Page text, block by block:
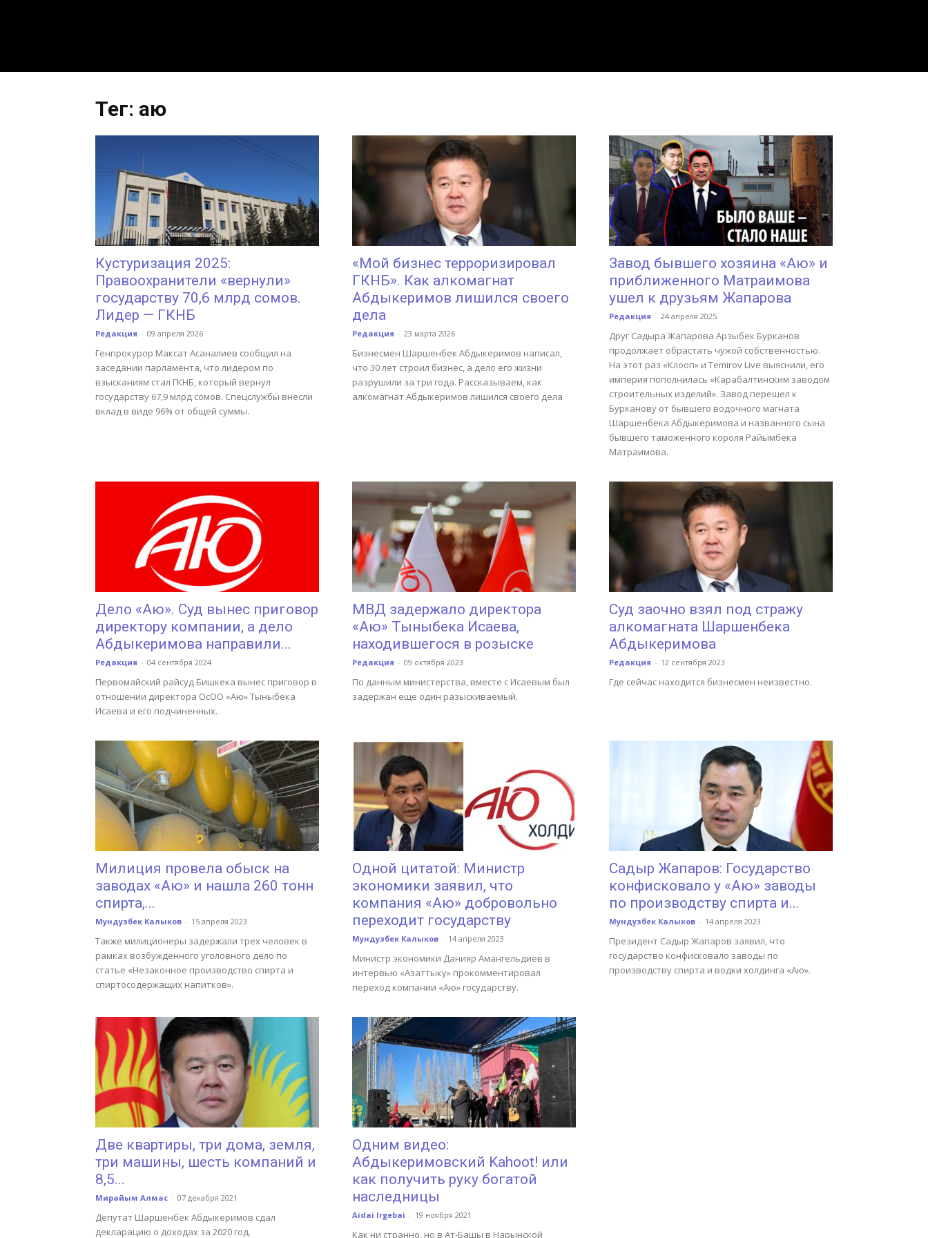
Тег: аю
Кустуризация 2025:
Правоохранители «вернули»
государству 70,6 млрд сомов.
Лидер — ГКНБ
Редакция - 09 апреля 2026
Генпрокурор Максат Асаналиев сообщил на
заседании парламента, что лидером по
взысканиям стал ГКНБ, который вернул
государству 67,9 млрд сомов. Спецслужбы внесли
вклад в виде 96% от общей суммы.
«Мой бизнес терроризировал
ГКНБ». Как алкомагнат
Абдыкеримов лишился своего
дела
Редакция - 23 марта 2026
Бизнесмен Шаршенбек Абдыкеримов написал,
что 30 лет строил бизнес, а дело его жизни
разрушили за три года. Рассказываем, как
алкомагнат Абдыкеримов лишился своего дела
Завод бывшего хозяина «Аю» и
приближенного Матраимова
ушел к друзьям Жапарова
Редакция - 24 апреля 2025
Друг Садыра Жапарова Арзыбек Бурканов
продолжает обрастать чужой собственностью.
На этот раз «Клооп» и Temirov Live выяснили, его
империя пополнилась «Карабалтинским заводом
строительных изделий». Завод перешел к
Бурканову от бывшего водочного магната
Шаршенбека Абдыкеримова и названного сына
бывшего таможенного короля Райымбека
Матраимова.
Дело «Аю». Суд вынес приговор
директору компании, а дело
Абдыкеримова направили...
Редакция - 04 сентября 2024
Первомайский райсуд Бишкека вынес приговор в
отношении директора ОсОО «Аю» Тыныбека
Исаева и его подчиненных.
МВД задержало директора
«Аю» Тыныбека Исаева,
находившегося в розыске
Редакция - 09 октября 2023
По данным министерства, вместе с Исаевым был
задержан еще один разыскиваемый.
Суд заочно взял под стражу
алкомагната Шаршенбека
Абдыкеримова
Редакция - 12 сентября 2023
Где сейчас находится бизнесмен неизвестно.
Милиция провела обыск на
заводах «Аю» и нашла 260 тонн
спирта,...
Мундузбек Калыков - 15 апреля 2023
Также милиционеры задержали трех человек в
рамках возбужденного уголовного дело по
статье «Незаконное производство спирта и
спиртосодержащих напитков».
Одной цитатой: Министр
экономики заявил, что
компания «Аю» добровольно
переходит государству
Мундузбек Калыков - 14 апреля 2023
Министр экономики Данияр Амангельдиев в
интервью «Азаттыку» прокомментировал
переход компании «Аю» государству.
Садыр Жапаров: Государство
конфисковало у «Аю» заводы
по производству спирта и...
Мундузбек Калыков - 14 апреля 2023
Президент Садыр Жапаров заявил, что
государство конфисковало заводы по
производству спирта и водки холдинга «Аю».
Две квартиры, три дома, земля,
три машины, шесть компаний и
8,5...
Мирайым Алмас - 07 декабря 2021
Депутат Шаршенбек Абдыкеримов сдал
декларацию о доходах за 2020 год.
Одним видео:
Абдыкеримовский Kahoot! или
как получить руку богатой
наследницы
Aidai Irgebai - 19 ноября 2021
Как ни странно, но в Ат-Башы в Нарынской